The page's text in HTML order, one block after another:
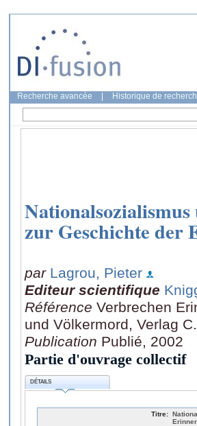
Recherche avancée Historique de
zur Geschichte
par Lagrou, Pieter
Editeur scientifique
Référence Verbrechen
und Völkermord, Verlag
Publication Publié, 2002
Partie d'ouvrage collectif
DÉTAILS
Titre: